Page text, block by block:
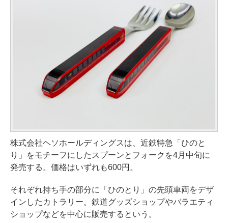
株式会社ヘソホールディングスは、近鉄特急「ひのと
り」をモチーフにしたスプーンとフォークを4月中旬に
発売する。価格はいずれも600円。
それぞれ持ち手の部分に「ひのとり」の先頭車両をデザ
インしたカトラリー。鉄道グッズショップやバラエティ
ショップなどを中心に販売するという。